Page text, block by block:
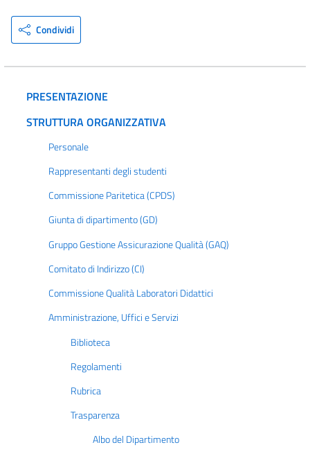
Condividi
PRESENTAZIONE
STRUTTURA ORGANIZZATIVA
Personale
Rappresentanti degli studenti
Commissione Paritetica (CPDS)
Giunta di dipartimento (GD)
Gruppo Gestione Assicurazione Qualità (GAQ)
Comitato di Indirizzo (CI)
Commissione Qualità Laboratori Didattici
Amministrazione, Uffici e Servizi
Biblioteca
Regolamenti
Rubrica
Trasparenza
Albo del Dipartimento